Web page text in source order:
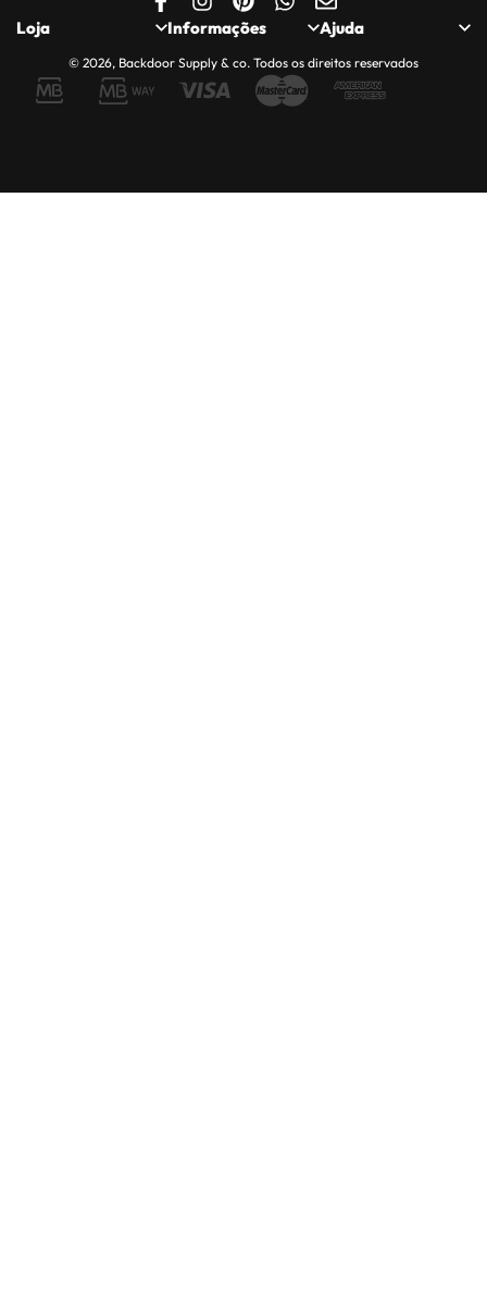
Loja
Minha Conta
Informações
Politica de
Privacidade
Ajuda
Quem somos
© 2026, Backdoor Supply & co. Todos os direitos reservados